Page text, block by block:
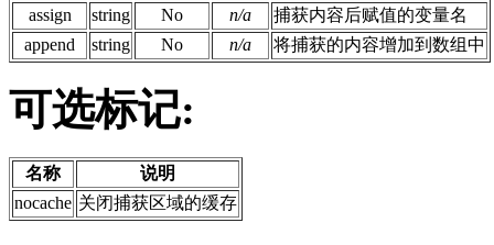
assign
string No n/a
捕获内容后赋值的变量名
append
string No n/a 将捕获的内容增加到数组中
可选标记:
名称
说明
nocache 关闭捕获区域的缓存